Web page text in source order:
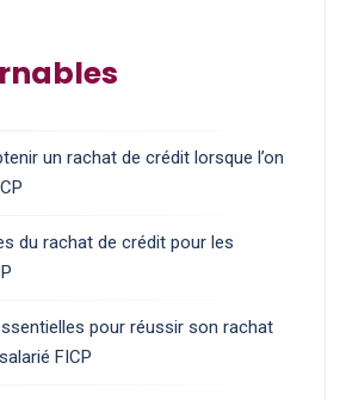
un rachat de crédit lorsque l’on
du rachat de crédit pour les
pour réussir son rachat
FICP